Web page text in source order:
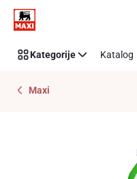
Preskoči link
Kategorije Katalog
Maxi